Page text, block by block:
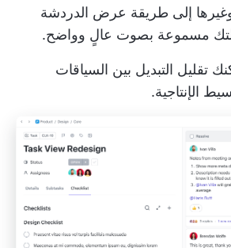
وغيرها إلى طريقة عرض الدردشة
مسموعة بصوت عالٍ وواضح.
تقليل التبديل بين السياقات
الإنتاجية.